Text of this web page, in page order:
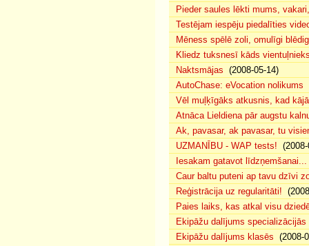
Pieder saules lēkti mums,
Testējam iespēju piedalīties
Mēness spēlē zoli, omulīgi
Kliedz tuksnesī kāds
Naktsmājas (2008-05-14)
AutoChase: eVocation nolikums
Vēl muļķīgāks atkusnis, kad
Atnāca Lieldiena pār augstu
Ak, pavasar, ak pavasar, tu
UZMANĪBU - WAP tests!
Iesakam gatavot līdzņemšanai...
Caur baltu puteni ap tavu dzīvi
Reģistrācija uz regularitāti!
Paies laiks, kas atkal visu
Ekipāžu dalījums specializācijās
Ekipāžu dalījums klasēs (2008-